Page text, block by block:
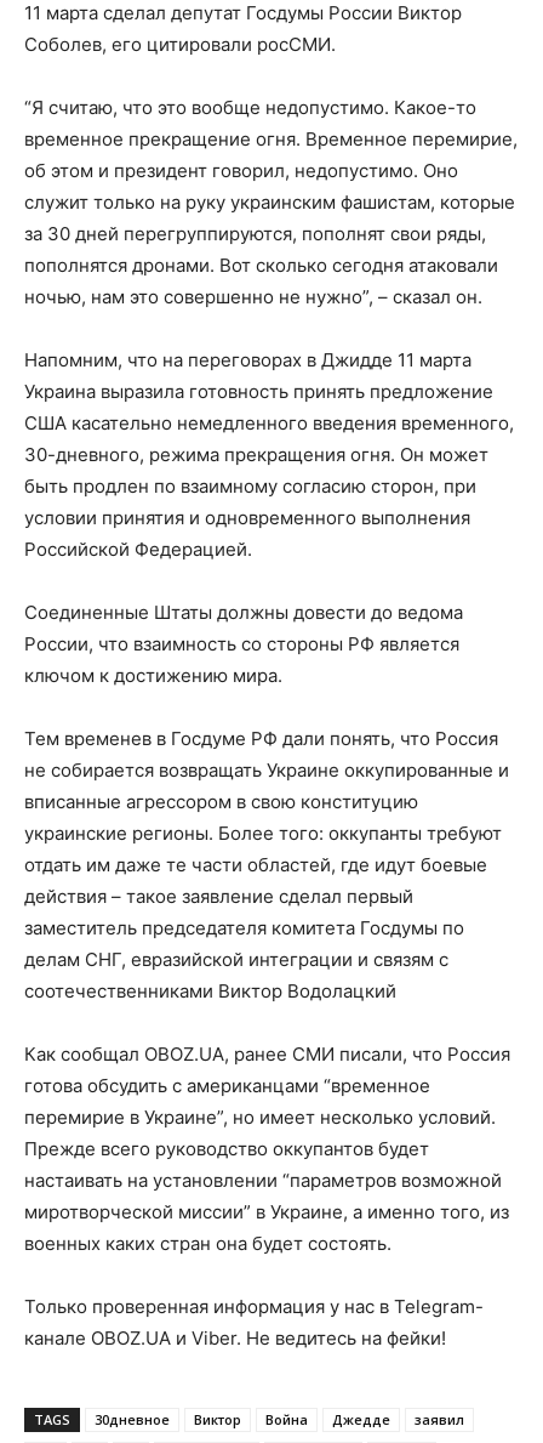
11 марта сделал депутат Госдумы России Виктор
Соболев, его цитировали росСМИ.
“Я считаю, что это вообще недопустимо. Какое-то
временное прекращение огня. Временное перемирие,
об этом и президент говорил, недопустимо. Оно
служит только на руку украинским фашистам, которые
за 30 дней перегруппируются, пополнят свои ряды,
пополнятся дронами. Вот сколько сегодня атаковали
ночью, нам это совершенно не нужно”, – сказал он.
Напомним, что на переговорах в Джидде 11 марта
Украина выразила готовность принять предложение
США касательно немедленного введения временного,
30-дневного, режима прекращения огня. Он может
быть продлен по взаимному согласию сторон, при
условии принятия и одновременного выполнения
Российской Федерацией.
Соединенные Штаты должны довести до ведома
России, что взаимность со стороны РФ является
ключом к достижению мира.
Тем временев в Госдуме РФ дали понять, что Россия
не собирается возвращать Украине оккупированные и
вписанные агрессором в свою конституцию
украинские регионы. Более того: оккупанты требуют
отдать им даже те части областей, где идут боевые
действия – такое заявление сделал первый
заместитель председателя комитета Госдумы по
делам СНГ, евразийской интеграции и связям с
соотечественниками Виктор Водолацкий
Как сообщал OBOZ.UA, ранее СМИ писали, что Россия
готова обсудить с американцами “временное
перемирие в Украине”, но имеет несколько условий.
Прежде всего руководство оккупантов будет
настаивать на установлении “параметров возможной
миротворческой миссии” в Украине, а именно того, из
военных каких стран она будет состоять.
Только проверенная информация у нас в Telegram-
канале OBOZ.UA и Viber. Не ведитесь на фейки!
TAGS 30дневное Виктор Война Джедде
заявил